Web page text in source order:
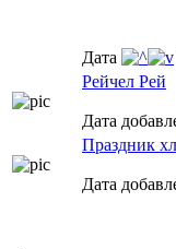
Дата
Рейчел Рей
Дата
Праздник
Дата